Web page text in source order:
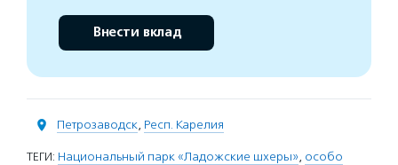
Внести вклад
Петрозаводск, Респ. Карелия
ТЕГИ: Национальный парк «Ладожские шхеры», особо